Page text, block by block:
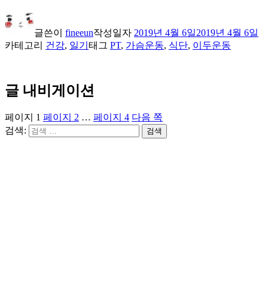
글쓴이 fineeun작성일자 2019년 4월 6일2019년 4월 6일
카테고리 건강, 일기 태그 PT, 가슴운동, 식단, 이두운동
글 내비게이션
페이지 1 페이지 2 … 페이지 4 다음 쪽
검색:
검색